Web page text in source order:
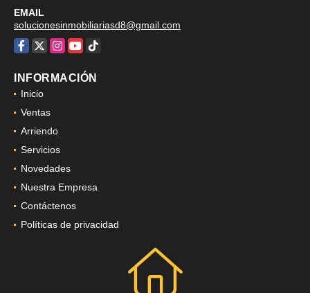
EMAIL
solucionesinmobiliariasd8@gmail.com
Facebook
X Instagram
YouTube
TikTok
INFORMACIÓN
Inicio
Ventas
Arriendo
Servicios
Novedades
Nuestra Empresa
Contáctenos
Políticas de privacidad